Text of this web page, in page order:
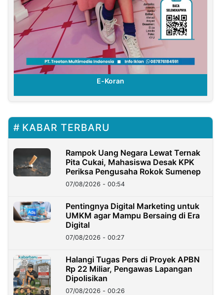
E-Koran
KABAR TERBARU
Rampok Uang Negara Lewat Ternak
Pita Cukai, Mahasiswa Desak KPK
Periksa Pengusaha Rokok Sumenep
07/08/2026 - 00:54
Pentingnya Digital Marketing untuk
UMKM agar Mampu Bersaing di Era
Digital
07/08/2026 - 00:27
Halangi Tugas Pers di Proyek APBN
Rp 22 Miliar, Pengawas Lapangan
Dipolisikan
07/08/2026 - 00:26